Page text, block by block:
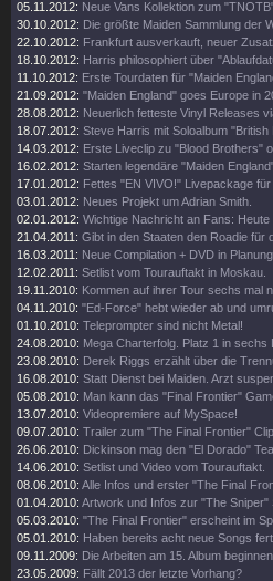
05.11.2012: Neue Vans Kollektion zum
30.10.2012: Die größte Maiden Sammlung der
22.10.2012: Frankfurt ausverkauft, neuer
18.10.2012: Harris philosophiert über
11.10.2012: Erste Tourdaten für "Maiden
21.09.2012: "Maiden England" goes Europe in
28.08.2012: Neuerlich fetteste Vinyl Releases
18.07.2012: Steve Harris mit Soloalbum "British
14.03.2012: Erste Liveclip zu "Blood Brothers"
16.02.2012: Starten legendäre "Maiden
17.01.2012: Fettes "EN VIVO!" Livepackage
03.01.2012: Neues Projekt um Adrian Smith.
02.01.2012: Wichtige Nachricht an Fans: Heute
21.04.2011: Gibt in den Staaten den Roadie für
16.03.2011: Neue Compilation + DVD in
12.02.2011: Setlist vom Tourauftakt in Moskau.
19.11.2010: Kommen auf ihrer Tour sechs mal
04.11.2010: "Ed-Force" hebt wieder ab und
01.10.2010: Teleprompter sind nicht Metal!
24.08.2010: Mega Charterfolg. Platz 1 in sechs
23.08.2010: Derek Riggs erzählt über die
16.08.2010: Statt Dienst bei Maiden. Arzt
05.08.2010: Man kann das "Final Frontier"
13.07.2010: Videopremiere auf MySpace!
09.07.2010: Trailer zum "The Final Frontier"
26.06.2010: Dickinson mag den "El Dorado"
14.06.2010: Setlist und Video vom Tourauftakt.
08.06.2010: Alle Infos und erster "The Final
01.04.2010: Artwork und Infos zur "The Sniper"
05.03.2010: "The Final Frontier" erscheint im
05.01.2010: Haben bereits acht neue Songs
09.11.2009: Die Arbeiten am 15. Album
23.05.2009: Fällt 2013 der letzte Vorhang?